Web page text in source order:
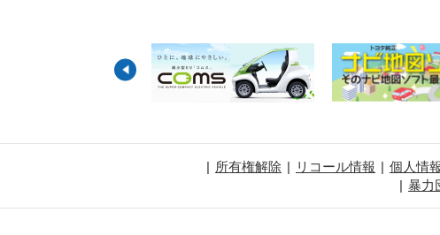
所有権解除 リコール情報 個人情
暴力